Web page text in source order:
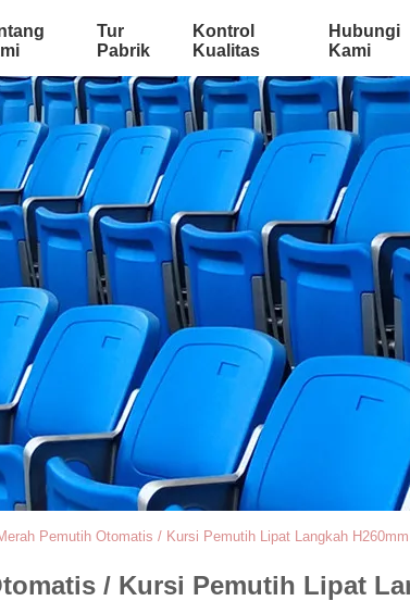
Tur
Pabrik
Kontrol
Kualitas
Hubungi
Kami
Pemutih Otomatis / Kursi Pemutih Lipat Langkah H260mm
/ Kursi Pemutih Lipat